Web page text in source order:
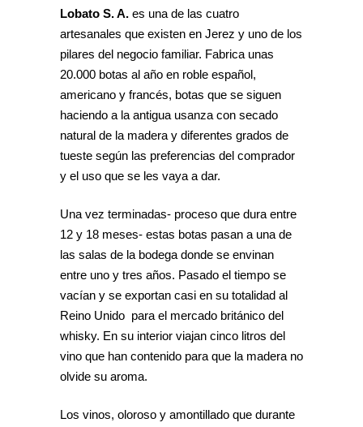
Lobato S. A. es una de las cuatro
artesanales que existen en Jerez y uno de los
pilares del negocio familiar. Fabrica unas
20.000 botas al año en roble español,
americano y francés, botas que se siguen
haciendo a la antigua usanza con secado
natural de la madera y diferentes grados de
tueste según las preferencias del comprador
y el uso que se les vaya a dar.
Una vez terminadas- proceso que dura entre
12 y 18 meses- estas botas pasan a una de
las salas de la bodega donde se envinan
entre uno y tres años. Pasado el tiempo se
vacían y se exportan casi en su totalidad al
Reino Unido para el mercado británico del
whisky. En su interior viajan cinco litros del
vino que han contenido para que la madera no
olvide su aroma.
Los vinos, oloroso y amontillado que durante